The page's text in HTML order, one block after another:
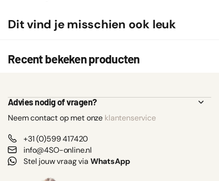
Dit vind je misschien ook leuk
Recent bekeken producten
Advies nodig of vragen?
Neem contact op met onze klantenservice
+31 (0)599 417420
info@4SO-online.nl
Stel jouw vraag via WhatsApp